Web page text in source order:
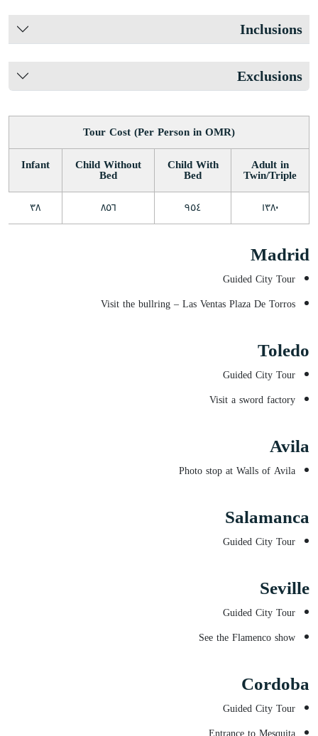
Inclusions
Exclusions
Tour Cost (Per Person in OMR)
Adult in
Twin/Triple
Child With
Bed
Child Without
Bed
Infant
١٣٨٠ ٩٥٤ ٨٥٦ ٣٨
Madrid
Guided City Tour
Visit the bullring – Las Ventas Plaza De Torros
Toledo
Guided City Tour
Visit a sword factory
Avila
Photo stop at Walls of Avila
Salamanca
Guided City Tour
Seville
Guided City Tour
See the Flamenco show
Cordoba
Guided City Tour